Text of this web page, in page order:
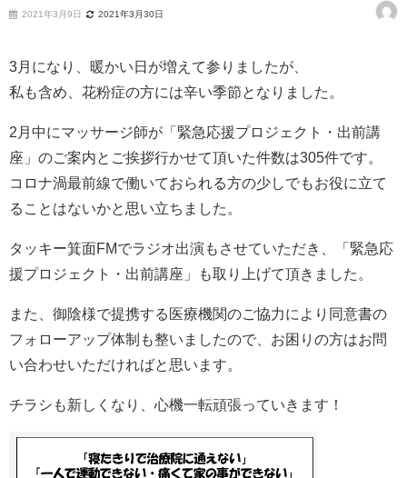
2021年3月9日 2021年3月30日
3月になり、暖かい日が増えて参りましたが、
私も含め、花粉症の方には辛い季節となりました。
2月中にマッサージ師が「緊急応援プロジェクト・出前講
座」のご案内とご挨拶行かせて頂いた件数は305件です。
コロナ渦最前線で働いておられる方の少しでもお役に立て
ることはないかと思い立ちました。
タッキー箕面FMでラジオ出演もさせていただき、「緊急応
援プロジェクト・出前講座」も取り上げて頂きました。
また、御陰様で提携する医療機関のご協力により同意書の
フォローアップ体制も整いましたので、お困りの方はお問
い合わせいただければと思います。
チラシも新しくなり、心機一転頑張っていきます！